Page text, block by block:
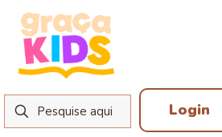
Login